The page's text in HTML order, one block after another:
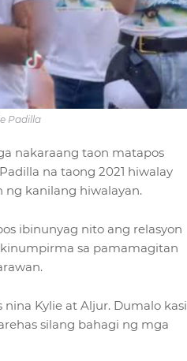
Padilla
nakaraang taon matapos
na taong 2021 hiwalay
ng kanilang hiwalayan.
ibinunyag nito ang relasyon
kinumpirma sa pamamagitan
Kylie at Aljur. Dumalo kasi
silang bahagi ng mga